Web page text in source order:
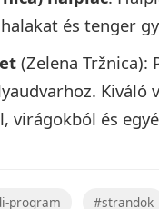
és tenger
(Zelena Tržnica):
virágokból és
program #strandok